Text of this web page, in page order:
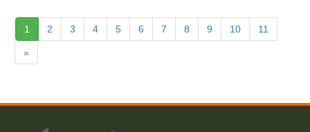
1 (Actuelle)
2 3 4 5 6 7 8 9 10 11
»Suivante